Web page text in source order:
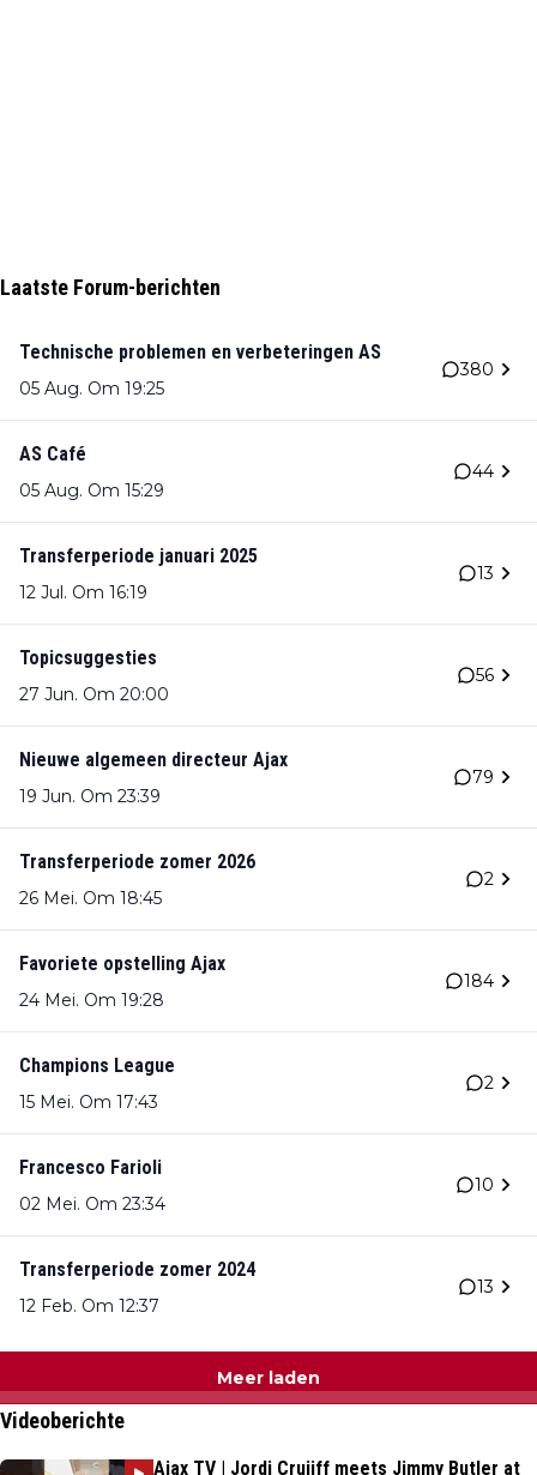
Laatste Forum-berichten
Technische problemen en verbeteringen AS
05 Aug. Om 19:25
380
AS Café
05 Aug. Om 15:29
44
Transferperiode januari 2025
12 Jul. Om 16:19
13
Topicsuggesties
27 Jun. Om 20:00
56
Nieuwe algemeen directeur Ajax
19 Jun. Om 23:39
79
Transferperiode zomer 2026
26 Mei. Om 18:45
2
Favoriete opstelling Ajax
24 Mei. Om 19:28
184
Champions League
15 Mei. Om 17:43
2
Francesco Farioli
02 Mei. Om 23:34
10
Transferperiode zomer 2024
12 Feb. Om 12:37
13
Meer laden
Videoberichte
Ajax TV | Jordi Cruijff meets Jimmy Butler at